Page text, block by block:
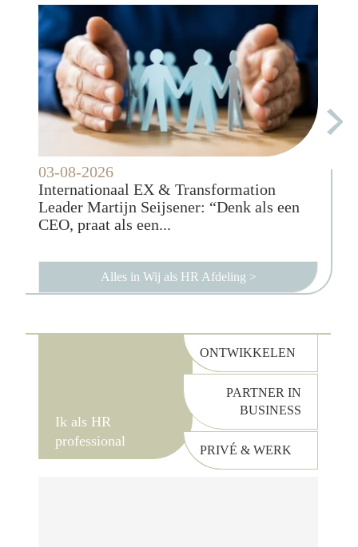
03-08-2026
Internationaal EX & Transformation
Leader Martijn Seijsener: “Denk als een
CEO, praat als een...
28-
Alles in Wij als HR Afdeling >
Ik als HR
professional
ONTWIKKELEN
PARTNER IN
BUSINESS
PRIVÉ & WERK